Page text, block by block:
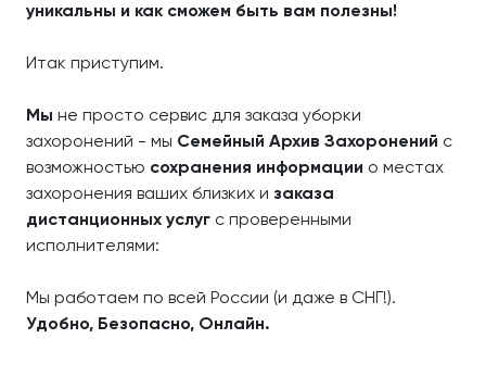
уникальны и как сможем быть вам полезны!
Итак приступим.
Мы не просто сервис для заказа уборки
захоронений - мы Семейный Архив Захоронений с
возможностью сохранения информации о местах
захоронения ваших близких и заказа
дистанционных услуг с проверенными
исполнителями:
Мы работаем по всей России (и даже в СНГ!).
Удобно, Безопасно, Онлайн.